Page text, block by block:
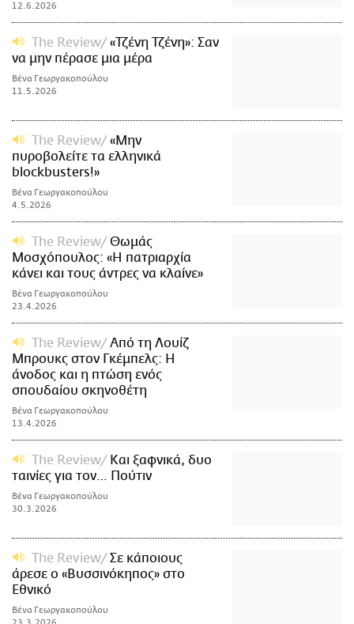
12.6.2026
The Review
«Τζένη Τζένη»: Σαν
να μην πέρασε μια μέρα
Βένα Γεωργακοπούλου
11.5.2026
The Review
«Μην
πυροβολείτε τα ελληνικά
blockbusters!»
Βένα Γεωργακοπούλου
4.5.2026
The Review
Θωμάς
Μοσχόπουλος: «Η πατριαρχία
κάνει και τους άντρες να κλαίνε»
Βένα Γεωργακοπούλου
23.4.2026
The Review
Από τη Λουίζ
Μπρουκς στον Γκέμπελς: Η
άνοδος και η πτώση ενός
σπουδαίου σκηνοθέτη
Βένα Γεωργακοπούλου
13.4.2026
The Review
Και ξαφνικά, δυο
ταινίες για τον… Πούτιν
Βένα Γεωργακοπούλου
30.3.2026
The Review
Σε κάποιους
άρεσε ο «Βυσσινόκηπος» στο
Εθνικό
Βένα Γεωργακοπούλου